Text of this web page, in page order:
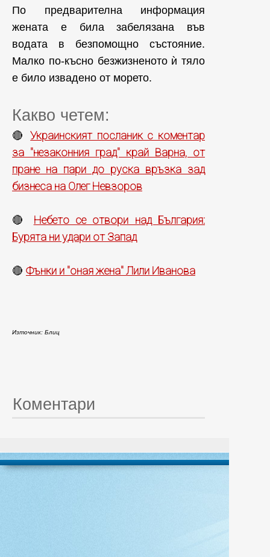
По предварителна информация
жената е била забелязана във
водата в безпомощно състояние.
Малко по-късно безжизненото ѝ тяло
е било извадено от морето.
Какво четем:
🔴Украинският посланик с коментар
за "незаконния град" край Варна, от
пране на пари до руска връзка зад
бизнеса на Олег Невзоров
🔴 Небето се отвори над България:
Бурята ни удари от Запад
🔴 Фънки и "оная жена" Лили Иванова
Източник: Блиц
Коментари